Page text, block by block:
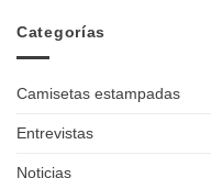
Categorías
Camisetas estampadas
Entrevistas
Noticias